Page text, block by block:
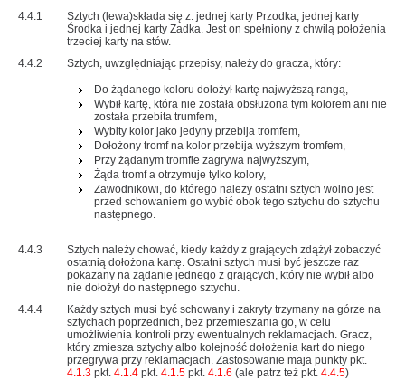
4.4.1
Sztych (lewa)składa się z: jednej karty Przodka, jednej karty
Środka i jednej karty Zadka. Jest on spełniony z chwilą położenia
trzeciej karty na stów.
4.4.2
Sztych, uwzględniając przepisy, należy do gracza, który:
Do żądanego koloru dołożył kartę najwyższą rangą,
Wybił kartę, która nie została obsłużona tym kolorem ani nie
została przebita trumfem,
Wybity kolor jako jedyny przebija tromfem,
Dołożony tromf na kolor przebija wyższym tromfem,
Przy żądanym tromfie zagrywa najwyższym,
Żąda tromf a otrzymuje tylko kolory,
Zawodnikowi, do którego należy ostatni sztych wolno jest
przed schowaniem go wybić obok tego sztychu do sztychu
następnego.
4.4.3
Sztych należy chować, kiedy każdy z grających zdążył zobaczyć
ostatnią dołożona kartę. Ostatni sztych musi być jeszcze raz
pokazany na żądanie jednego z grających, który nie wybił albo
nie dołożył do następnego sztychu.
4.4.4
Każdy sztych musi być schowany i zakryty trzymany na górze na
sztychach poprzednich, bez przemieszania go, w celu
umożliwienia kontroli przy ewentualnych reklamacjach. Gracz,
który zmiesza sztychy albo kolejność dołożenia kart do niego
przegrywa przy reklamacjach. Zastosowanie maja punkty pkt.
4.1.3 pkt. 4.1.4 pkt. 4.1.5 pkt. 4.1.6 (ale patrz też pkt. 4.4.5)